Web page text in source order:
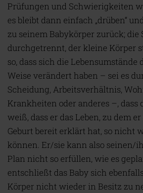
Prüfungen und Schwierigkeiten
es bleibt dann einfach „drüben“
zu seinem Babykörper zurück;
durchgetrennt, der kleine Körper
so, dass sich die
Weise verändert haben – sei es
Scheidung, Arbeitsverhältnis,
Krankheiten oder anderes –, dass
weiß, dass er das Leben, zu dem
Geburt bereit erklärt hat, so nicht
können. Er/sie kann also seinen/
Plan nicht so erfüllen, wie es
entschließt das Baby sich
Körper nicht wieder in Besitz zu